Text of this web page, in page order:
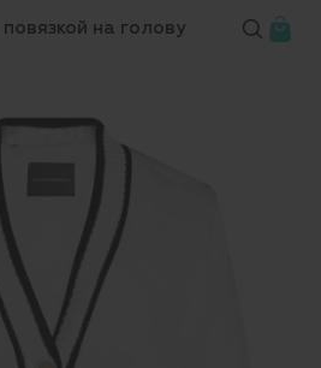
повязкой на голову